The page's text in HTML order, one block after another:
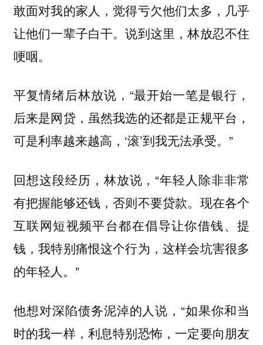
敢面对我的家人，觉得亏欠他们太多，几乎
让他们一辈子白干。说到这里，林放忍不住
哽咽。
平复情绪后林放说，“最开始一笔是银行，
后来是网贷，虽然我选的还都是正规平台，
可是利率越来越高，‘滚’到我无法承受。”
回想这段经历，林放说，“年轻人除非非常
有把握能够还钱，否则不要贷款。现在各个
互联网短视频平台都在倡导让你借钱、提
钱，我特别痛恨这个行为，这样会坑害很多
的年轻人。”
他想对深陷债务泥淖的人说，“如果你和当
时的我一样，利息特别恐怖，一定要向朋友